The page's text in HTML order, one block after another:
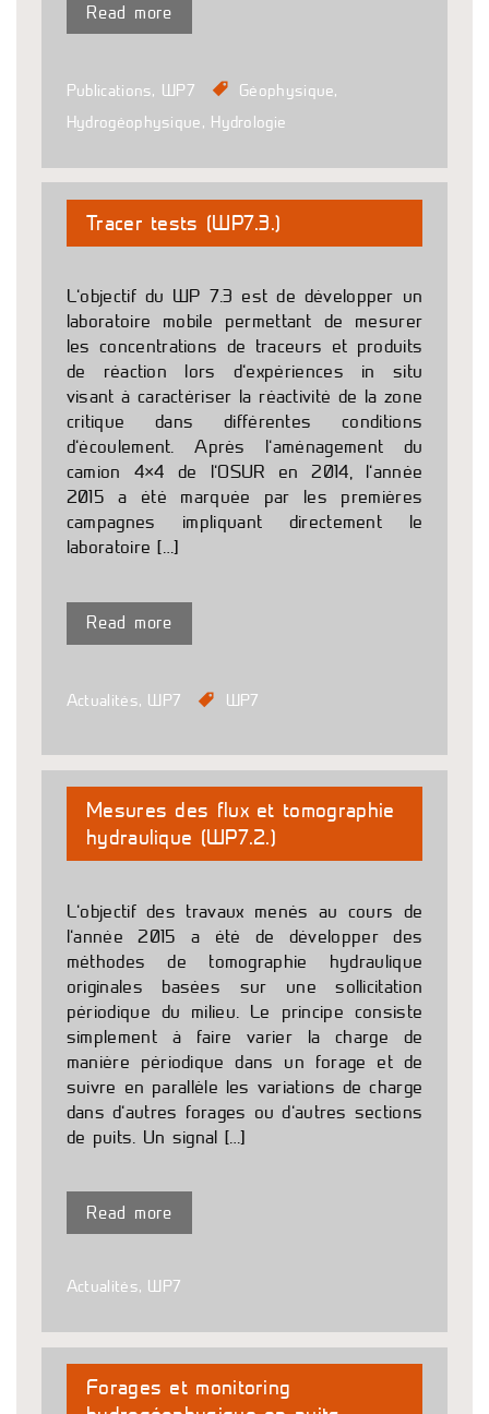
Read more
Publications, WP7 Géophysique,
Hydrogéophysique, Hydrologie
Tracer tests (WP7.3.)
L’objectif du WP 7.3 est de développer un
laboratoire mobile permettant de mesurer
les concentrations de traceurs et produits
de réaction lors d’expériences in situ
visant à caractériser la réactivité de la zone
critique dans différentes conditions
d’écoulement. Après l’aménagement du
camion 4×4 de l’OSUR en 2014, l’année
2015 a été marquée par les premières
campagnes impliquant directement le
laboratoire […]
Read more
Actualités, WP7 WP7
Mesures des flux et tomographie
hydraulique (WP7.2.)
L’objectif des travaux menés au cours de
l’année 2015 a été de développer des
méthodes de tomographie hydraulique
originales basées sur une sollicitation
périodique du milieu. Le principe consiste
simplement à faire varier la charge de
manière périodique dans un forage et de
suivre en parallèle les variations de charge
dans d’autres forages ou d’autres sections
de puits. Un signal […]
Read more
Actualités, WP7
Forages et monitoring